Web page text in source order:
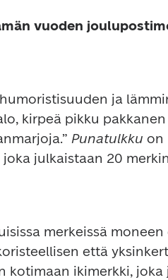
vuoden
ja
kirpeä pikku
Punatulkku on
julkaistaan 20
merkeissä moneen
että
kotimaan ikimerkki, joka